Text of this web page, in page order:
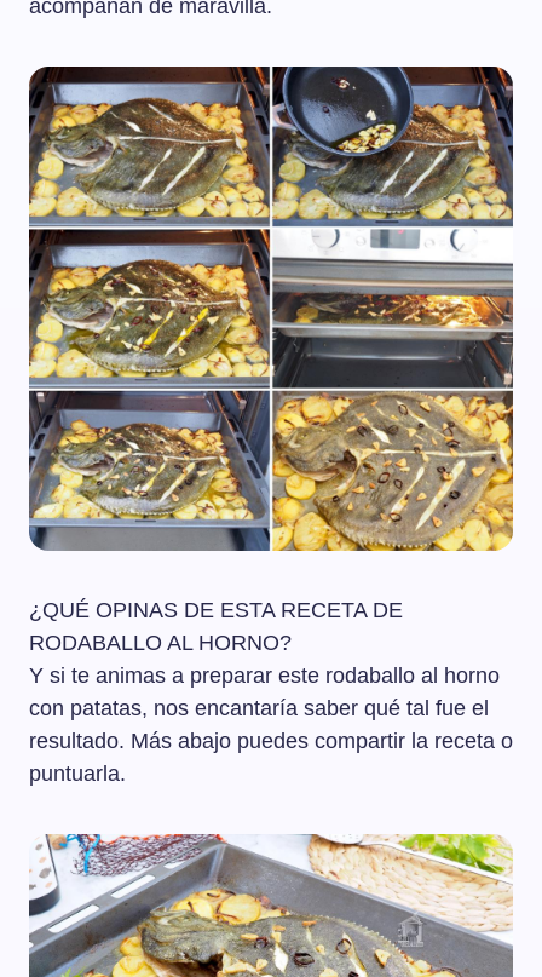
acompañan de maravilla.
¿QUÉ OPINAS DE ESTA RECETA DE
RODABALLO AL HORNO?
Y si te animas a preparar este rodaballo al horno
con patatas, nos encantaría saber qué tal fue el
resultado. Más abajo puedes compartir la receta o
puntuarla.